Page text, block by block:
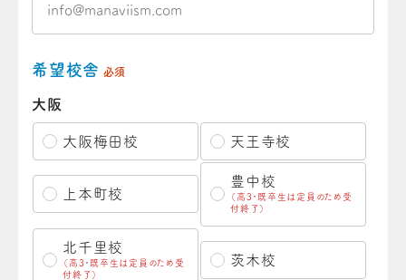
希望校舎 必須
大阪
大阪梅田校 天王寺校
上本町校
豊中校
（高3・既卒生は定員のため受
付終了）
北千里校
（高3・既卒生は定員のため受
付終了）
茨木校